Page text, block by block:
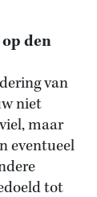
den
van
niet
maar
eventueel
tot